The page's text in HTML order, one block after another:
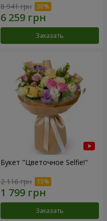
8 941 грн
Заказать
Букет "Цветочное Selfie!"
2 116 грн
Заказать